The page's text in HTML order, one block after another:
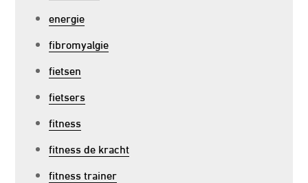
energie
fibromyalgie
fietsen
fietsers
fitness
fitness de kracht
fitness trainer